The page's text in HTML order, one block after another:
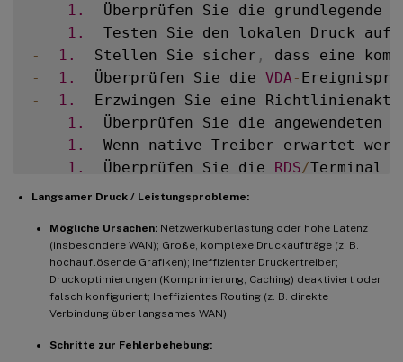
1.
Überprüfen Sie die grundlegende
1.
Testen Sie den lokalen Druck auf
-
1.
  Stellen Sie sicher
,
dass eine
-
1.
  Überprüfen Sie die
VDA -
-
1.
Erzwingen Sie eine
1.
Überprüfen Sie die angewendeten
1.
Wenn native Treiber erwartet
1.
  Überprüfen Sie die
RDS/Terminal
Suchen und bereinigen Sie
- **Druckspooler-Abstürze / Dienst
**Mögliche Ursachen:** Fehlerhafter
Schritte zur Fehlerbehebung
Langsamer Druck / Leistungsprobleme:
Mögliche Ursachen: Netzwerküberlastung oder hohe Latenz
(insbesondere WAN); Große, komplexe Druckaufträge (z. B.
hochauflösende Grafiken); Ineffizienter Druckertreiber;
Druckoptimierungen (Komprimierung, Caching) deaktiviert oder
falsch konfiguriert; Ineffizientes Routing (z. B. direkte
Verbindung über langsames WAN).
Schritte zur Fehlerbehebung: